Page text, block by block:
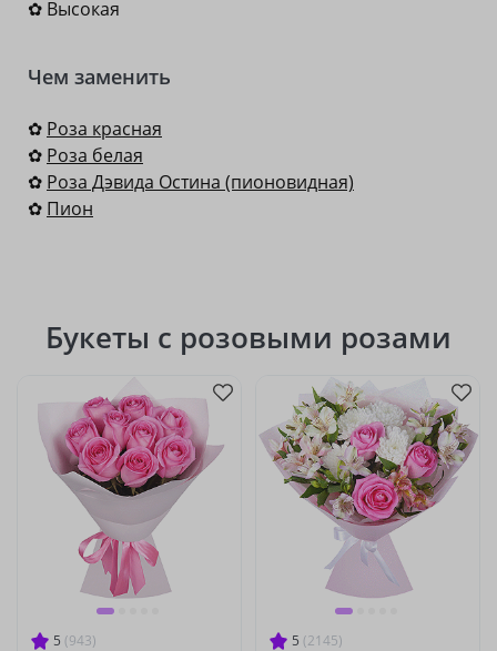
✿ Высокая
Чем заменить
✿ Роза красная
✿ Роза белая
✿ Роза Дэвида Остина (пионовидная)
✿ Пион
Букеты с розовыми розами
5 (943) 5 (2145)